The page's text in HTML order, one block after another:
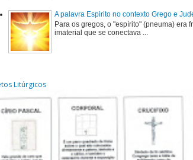
A palavra Espirito no contexto Grego e
Para os gregos, o "espírito" (pneuma) era
imaterial que se conectava ...
Litúrgicos